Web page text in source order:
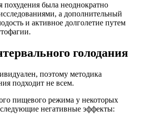
похудения была неоднократно
а дополнительный
и активное долголетие путем
голодания
поэтому методика
подходит не всем.
пищевого режима у некоторых
негативные эффекты: